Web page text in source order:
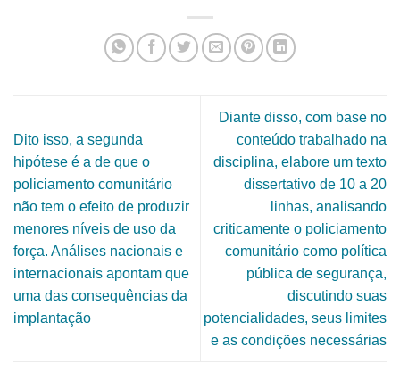
Dito isso, a segunda
hipótese é a de que o
policiamento comunitário
não tem o efeito de produzir
menores níveis de uso da
força. Análises nacionais e
internacionais apontam que
uma das consequências da
implantação
Diante disso, com base no
conteúdo trabalhado na
disciplina, elabore um texto
dissertativo de 10 a 20
linhas, analisando
criticamente o policiamento
comunitário como política
pública de segurança,
discutindo suas
potencialidades, seus limites
e as condições necessárias